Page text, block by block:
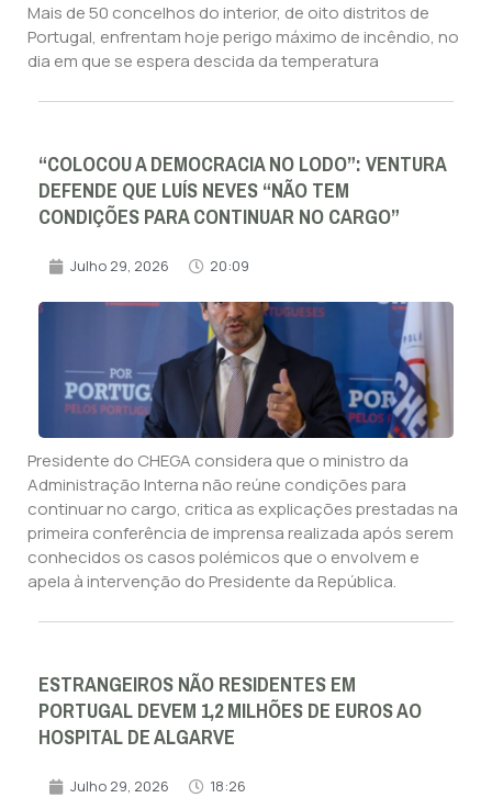
Mais de 50 concelhos do interior, de oito distritos de
Portugal, enfrentam hoje perigo máximo de incêndio, no
dia em que se espera descida da temperatura
“COLOCOU A DEMOCRACIA NO LODO”: VENTURA
DEFENDE QUE LUÍS NEVES “NÃO TEM
CONDIÇÕES PARA CONTINUAR NO CARGO”
Julho 29, 2026 20:09
Presidente do CHEGA considera que o ministro da
Administração Interna não reúne condições para
continuar no cargo, critica as explicações prestadas na
primeira conferência de imprensa realizada após serem
conhecidos os casos polémicos que o envolvem e
apela à intervenção do Presidente da República.
ESTRANGEIROS NÃO RESIDENTES EM
PORTUGAL DEVEM 1,2 MILHÕES DE EUROS AO
HOSPITAL DE ALGARVE
Julho 29, 2026 18:26